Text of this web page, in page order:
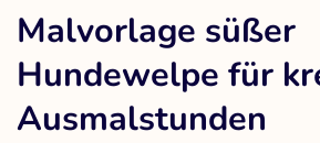
Malvorlage süßer
Hundewelpe für
Ausmalstunden